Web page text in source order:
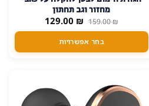
מחזור וגב תחתון
159.00₪ המחיר
המקורי
היה:
159.00 ₪.
129.00 ₪ המחיר
הנוכחי
בחר אפשרויות
זה
מספר
האפשרויות